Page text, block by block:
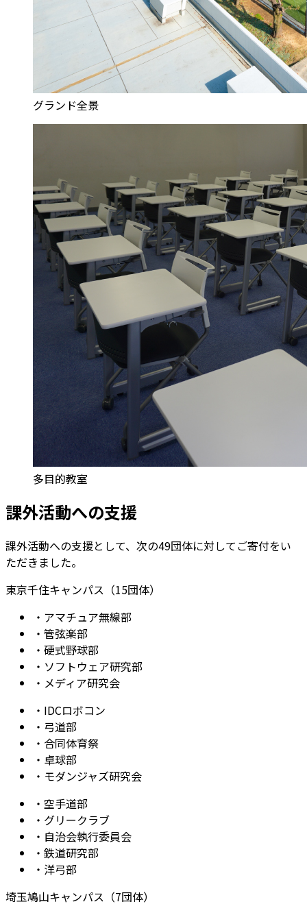
グランド全景
多目的教室
課外活動への支援
課外活動への支援として、次の49団体に対してご寄付をい
ただきました。
東京千住キャンパス（15団体）
・ アマチュア無線部
・ 管弦楽部
・ 硬式野球部
・ ソフトウェア研究部
・ メディア研究会
・ IDCロボコン
・ 弓道部
・ 合同体育祭
・ 卓球部
・ モダンジャズ研究会
・ 空手道部
・ グリークラブ
・ 自治会執行委員会
・ 鉄道研究部
・ 洋弓部
埼玉鳩山キャンパス（7団体）